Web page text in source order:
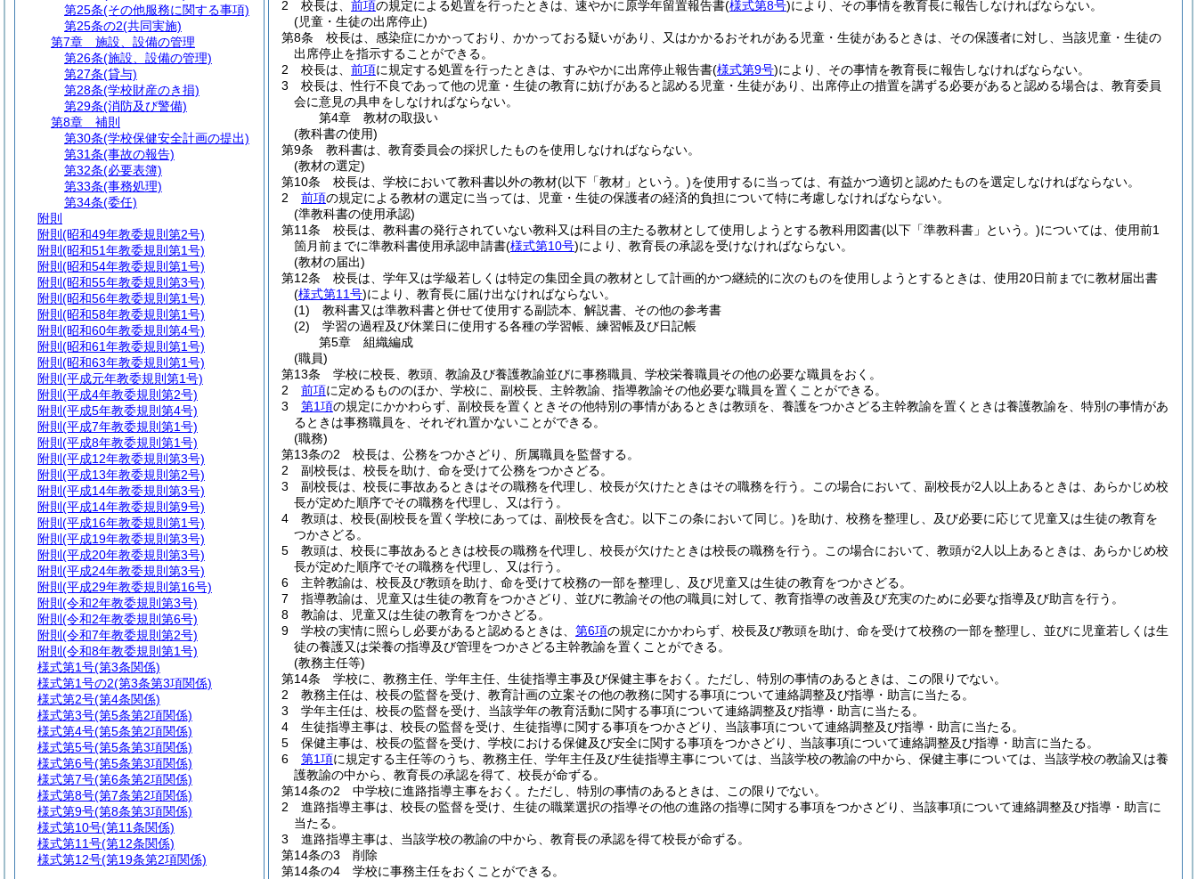
2
校長は、 前項の規定による処置を行ったときは、速やかに原学年留置報告書(様式第8号)により、その事情を教育長に報告しなければならない。
(児童・生徒の出席停止)
第8条
校長は、感染症にかかっており、かかっておる疑いがあり、又はかかるおそれがある児童・生徒があるときは、その保護者に対し、当該児童・生徒の
出席停止を指示することができる。
2
校長は、 前項に規定する処置を行ったときは、すみやかに出席停止報告書(様式第9号)により、その事情を教育長に報告しなければならない。
3
校長は、性行不良であって他の児童・生徒の教育に妨げがあると認める児童・生徒があり、出席停止の措置を講ずる必要があると認める場合は、教育委員
会に意見の具申をしなければならない。
第4章
教材の取扱い
(教科書の使用)
第9条
教科書は、教育委員会の採択したものを使用しなければならない。
(教材の選定)
第10条
校長は、学校において教科書以外の教材(以下「教材」という。)を使用するに当っては、有益かつ適切と認めたものを選定しなければならない。
2
前項の規定による教材の選定に当っては、児童・生徒の保護者の経済的負担について特に考慮しなければならない。
(準教科書の使用承認)
第11条
校長は、教科書の発行されていない教科又は科目の主たる教材として使用しようとする教科用図書(以下「準教科書」という。)については、使用前1
箇月前までに準教科書使用承認申請書(様式第10号)により、教育長の承認を受けなければならない。
(教材の届出)
第12条
校長は、学年又は学級若しくは特定の集団全員の教材として計画的かつ継続的に次のものを使用しようとするときは、使用20日前までに教材届出書
(様式第11号)により、教育長に届け出なければならない。
(1)
教科書又は準教科書と併せて使用する副読本、解説書、その他の参考書
(2)
学習の過程及び休業日に使用する各種の学習帳、練習帳及び日記帳
第5章
組織編成
(職員)
第13条
学校に校長、教頭、教諭及び養護教諭並びに事務職員、学校栄養職員その他の必要な職員をおく。
2
前項に定めるもののほか、学校に、副校長、主幹教諭、指導教諭その他必要な職員を置くことができる。
3
第1項の規定にかかわらず、副校長を置くときその他特別の事情があるときは教頭を、養護をつかさどる主幹教諭を置くときは養護教諭を、特別の事情があ
るときは事務職員を、それぞれ置かないことができる。
(職務)
第13条の2
校長は、公務をつかさどり、所属職員を監督する。
2
副校長は、校長を助け、命を受けて公務をつかさどる。
3
副校長は、校長に事故あるときはその職務を代理し、校長が欠けたときはその職務を行う。
この場合において、副校長が2人以上あるときは、あらかじめ校
長が定めた順序でその職務を代理し、又は行う。
4
教頭は、校長(副校長を置く学校にあっては、副校長を含む。以下この条において同じ。)を助け、校務を整理し、及び必要に応じて児童又は生徒の教育を
つかさどる。
5
教頭は、校長に事故あるときは校長の職務を代理し、校長が欠けたときは校長の職務を行う。
この場合において、教頭が2人以上あるときは、あらかじめ校
長が定めた順序でその職務を代理し、又は行う。
6
主幹教諭は、校長及び教頭を助け、命を受けて校務の一部を整理し、及び児童又は生徒の教育をつかさどる。
7
指導教諭は、児童又は生徒の教育をつかさどり、並びに教諭その他の職員に対して、教育指導の改善及び充実のために必要な指導及び助言を行う。
8
教諭は、児童又は生徒の教育をつかさどる。
9
学校の実情に照らし必要があると認めるときは、 第6項の規定にかかわらず、校長及び教頭を助け、命を受けて校務の一部を整理し、並びに児童若しくは生
徒の養護又は栄養の指導及び管理をつかさどる主幹教諭を置くことができる。
(教務主任等)
第14条
学校に、教務主任、学年主任、生徒指導主事及び保健主事をおく。 ただし、特別の事情のあるときは、この限りでない。
2
教務主任は、校長の監督を受け、教育計画の立案その他の教務に関する事項について連絡調整及び指導・助言に当たる。
3
学年主任は、校長の監督を受け、当該学年の教育活動に関する事項について連絡調整及び指導・助言に当たる。
4
生徒指導主事は、校長の監督を受け、生徒指導に関する事項をつかさどり、当該事項について連絡調整及び指導・助言に当たる。
5
保健主事は、校長の監督を受け、学校における保健及び安全に関する事項をつかさどり、当該事項について連絡調整及び指導・助言に当たる。
6
第1項に規定する主任等のうち、教務主任、学年主任及び生徒指導主事については、当該学校の教諭の中から、保健主事については、当該学校の教諭又は養
護教諭の中から、教育長の承認を得て、校長が命ずる。
第14条の2
中学校に進路指導主事をおく。 ただし、特別の事情のあるときは、この限りでない。
2
進路指導主事は、校長の監督を受け、生徒の職業選択の指導その他の進路の指導に関する事項をつかさどり、当該事項について連絡調整及び指導・助言に
当たる。
3
進路指導主事は、当該学校の教諭の中から、教育長の承認を得て校長が命ずる。
第14条の3
削除
第14条の4
学校に事務主任をおくことができる。
第25条(その他服務に関する事項)
第25条の2(共同実施)
第7章
施設、設備の管理
第26条(施設、設備の管理)
第27条(貸与)
第28条(学校財産のき損)
第29条(消防及び警備)
第8章
補則
第30条(学校保健安全計画の提出)
第31条(事故の報告)
第32条(必要表簿)
第33条(事務処理)
第34条(委任)
附則
附則 (昭和49年教委規則第2号)
附則 (昭和51年教委規則第1号)
附則 (昭和54年教委規則第1号)
附則 (昭和55年教委規則第3号)
附則 (昭和56年教委規則第1号)
附則 (昭和58年教委規則第1号)
附則 (昭和60年教委規則第4号)
附則 (昭和61年教委規則第1号)
附則 (昭和63年教委規則第1号)
附則 (平成元年教委規則第1号)
附則 (平成4年教委規則第2号)
附則 (平成5年教委規則第4号)
附則 (平成7年教委規則第1号)
附則 (平成8年教委規則第1号)
附則 (平成12年教委規則第3号)
附則 (平成13年教委規則第2号)
附則 (平成14年教委規則第3号)
附則 (平成14年教委規則第9号)
附則 (平成16年教委規則第1号)
附則 (平成19年教委規則第3号)
附則 (平成20年教委規則第3号)
附則 (平成24年教委規則第3号)
附則 (平成29年教委規則第16号)
附則 (令和2年教委規則第3号)
附則 (令和2年教委規則第6号)
附則 (令和7年教委規則第2号)
附則 (令和8年教委規則第1号)
様式第1号(第3条関係)
様式第1号の2(第3条第3項関係)
様式第2号(第4条関係)
様式第3号(第5条第2項関係)
様式第4号(第5条第2項関係)
様式第5号(第5条第3項関係)
様式第6号(第5条第3項関係)
様式第7号(第6条第2項関係)
様式第8号(第7条第2項関係)
様式第9号(第8条第3項関係)
様式第10号(第11条関係)
様式第11号(第12条関係)
様式第12号(第19条第2項関係)